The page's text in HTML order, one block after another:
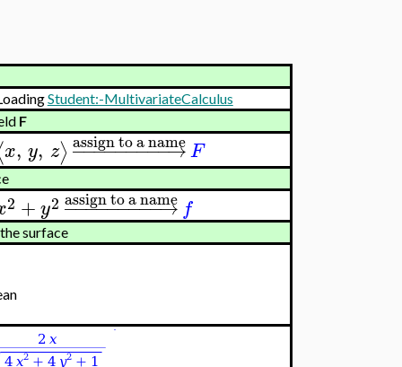
Student:-MultivariateCalculus
F
x, y, z⟩− →
−−−−−−−−
assign to a nameF
2 +y2 − →
−−−−−−−−
assign to a name f
surface